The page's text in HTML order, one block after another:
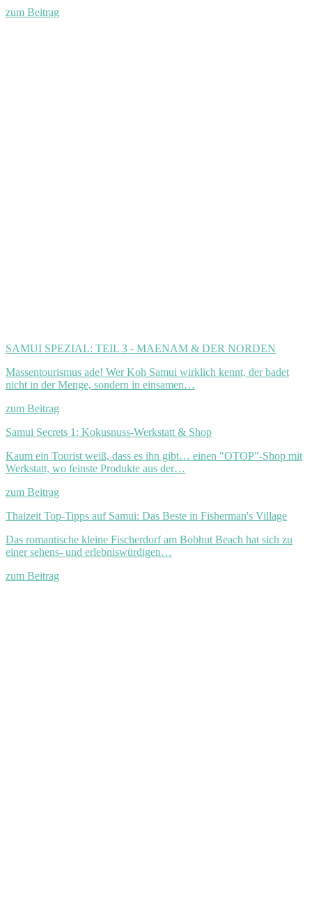
zum Beitrag
SAMUI SPEZIAL: TEIL 3 - MAENAM & DER NORDEN
Massentourismus ade! Wer Koh Samui wirklich kennt, der badet
nicht in der Menge, sondern in einsamen…
zum Beitrag
Samui Secrets 1: Kokusnuss-Werkstatt & Shop
Kaum ein Tourist weiß, dass es ihn gibt… einen "OTOP"-Shop mit
Werkstatt, wo feinste Produkte aus der…
zum Beitrag
Thaizeit Top-Tipps auf Samui: Das Beste in Fisherman's Village
Das romantische kleine Fischerdorf am Bobhut Beach hat sich zu
einer sehens- und erlebniswürdigen…
zum Beitrag